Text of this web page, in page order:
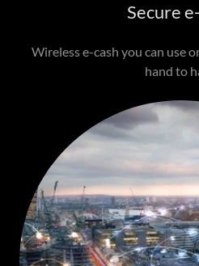
Secure
Wireless e-cash you can use
hand to